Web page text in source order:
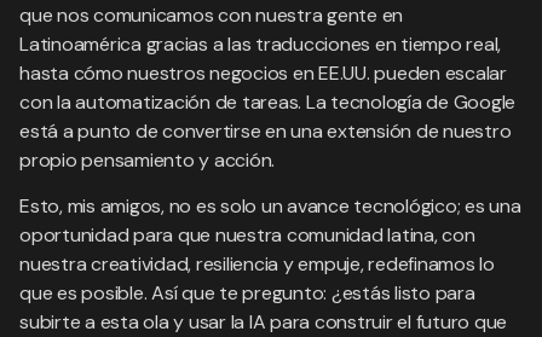
que nos comunicamos con nuestra gente en
Latinoamérica gracias a las traducciones en tiempo real,
hasta cómo nuestros negocios en EE.UU. pueden escalar
con la automatización de tareas. La tecnología de Google
está a punto de convertirse en una extensión de nuestro
propio pensamiento y acción.
Esto, mis amigos, no es solo un avance tecnológico; es una
oportunidad para que nuestra comunidad latina, con
nuestra creatividad, resiliencia y empuje, redefinamos lo
que es posible. Así que te pregunto: ¿estás listo para
subirte a esta ola y usar la IA para construir el futuro que